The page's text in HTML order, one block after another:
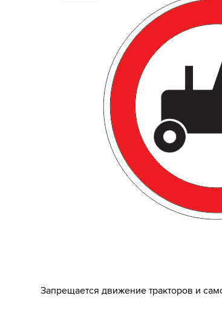
Запрещается движение тракторов и